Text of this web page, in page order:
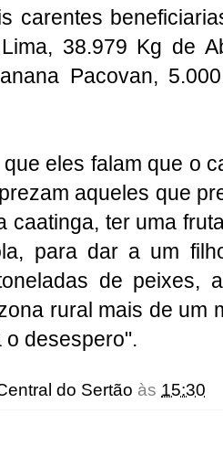
carentes
38.979 Kg de
Pacovan,
eles falam que o
aqueles que
caatinga, ter uma
para dar a um
de peixes,
rural mais de um
o desespero".
do Sertão às 15:30